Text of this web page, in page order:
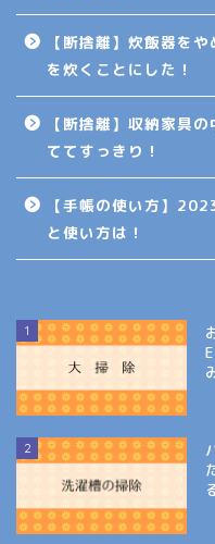
【断捨離】炊飯器を
を炊くことにした！
【断捨離】収納家具
ててすっきり！
【手帳の使い方】
と使い方は！
1
2